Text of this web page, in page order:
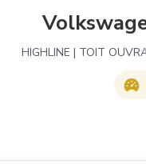
HIGHLINE | TOIT